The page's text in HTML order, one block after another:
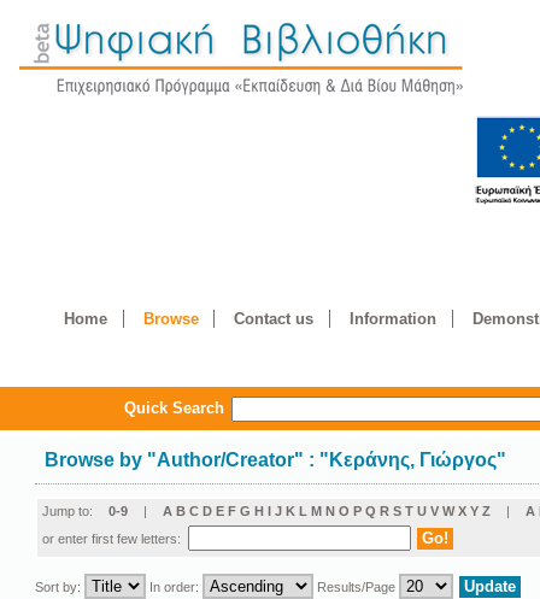
Home Browse Contact us Information
Quick Search
Browse by "Author/Creator" : "Κεράνης, Γιώργος"
Jump to: 0-9 | A B C D E F G H I J K L M N O P Q R S T U V W X Y Z | Α
or enter first few letters:
Sort by: In order: Results/Page